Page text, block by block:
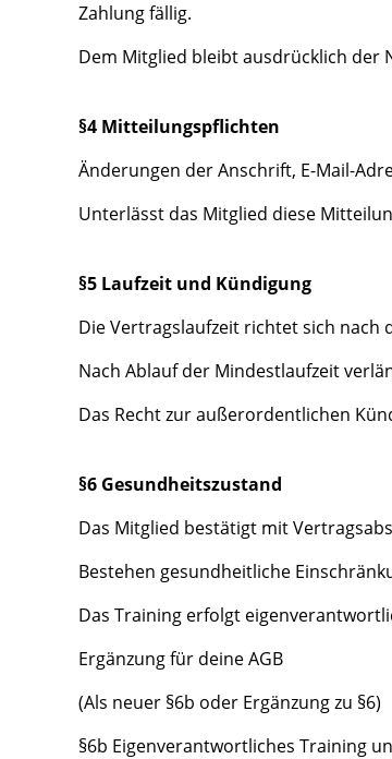
Zahlung fällig.
Dem Mitglied bleibt ausdrücklich der
§4 Mitteilungspflichten
Änderungen der Anschrift, E-Mail-
Unterlässt das Mitglied diese
§5 Laufzeit und Kündigung
Die Vertragslaufzeit richtet sich nach
Nach Ablauf der Mindestlaufzeit
Das Recht zur außerordentlichen
§6 Gesundheitszustand
Das Mitglied bestätigt mit
Bestehen gesundheitliche
Das Training erfolgt
Ergänzung für deine AGB
(Als neuer §6b oder Ergänzung zu §6)
§6b Eigenverantwortliches Training